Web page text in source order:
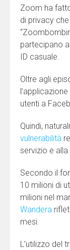
Zoom ha
di privacy
partecipano
ID casuale.
Oltre agli
utenti a
Quindi,
vulnerabilità
servizio e
Secondo il
10 milioni di
milioni nel
Wandera
mesi.
L’utilizzo del